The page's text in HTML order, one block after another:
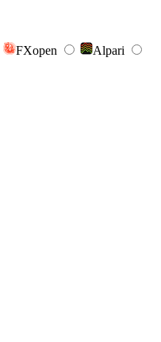
FXopen Alpari